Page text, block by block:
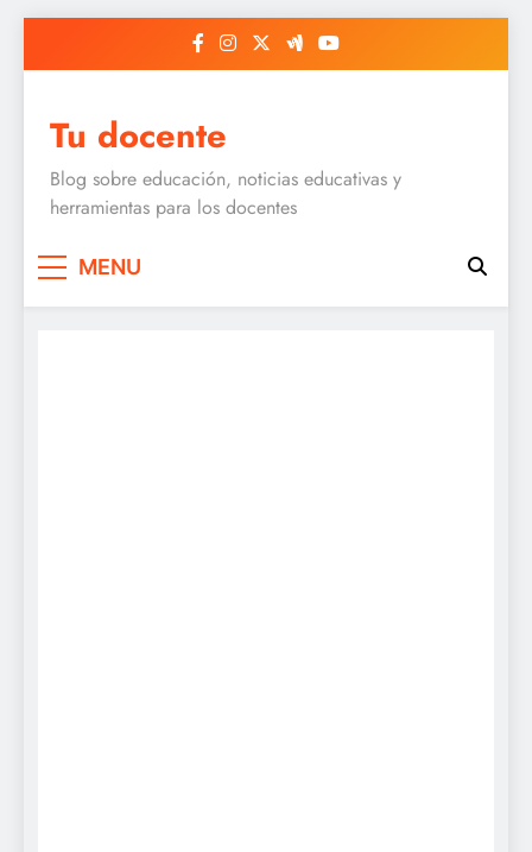
Tu docente
Blog sobre educación, noticias educativas y
herramientas para los docentes
MENU